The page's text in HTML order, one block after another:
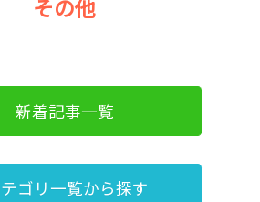
その他
新着記事一覧
ゴリ一覧から探す